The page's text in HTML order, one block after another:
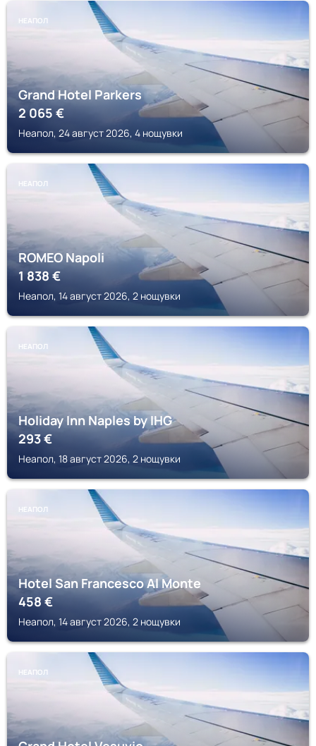
НЕАПОЛ
Grand Hotel Parkers
2 065€
Неапол, 24 август 2026, 4 нощувки
НЕАПОЛ
ROMEO Napoli
1 838€
Неапол, 14 август 2026, 2 нощувки
НЕАПОЛ
Holiday Inn Naples by IHG
293€
Неапол, 18 август 2026, 2 нощувки
НЕАПОЛ
Hotel San Francesco Al Monte
458€
Неапол, 14 август 2026, 2 нощувки
НЕАПОЛ